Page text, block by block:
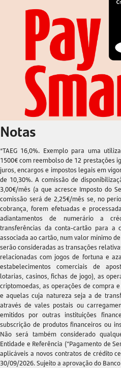
Notas
*TAEG 16,0%. Exemplo para uma
1500€ com reembolso de 12 prestações
juros, encargos e impostos legais em
de 10,30%. A comissão de
3,00€/mês (a que acresce Imposto do
comissão será de 2,25€/mês se, no
cobrança, forem efetuadas e
adiantamentos de numerário a
transferências da conta-cartão para a
associada ao cartão, num valor mínimo
serão consideradas as transações
relacionadas com jogos de fortuna e
estabelecimentos comerciais de
lotarias, casinos, fichas de jogo), as
criptomoedas, as operações de compra
e aquelas cuja natureza seja a de
através de vales postais ou
emitidos por outras instituições
subscrição de produtos financeiros ou
Não será também considerado
Entidade e Referência (“Pagamento de
aplicáveis a novos contratos de crédito
30/09/2026. Sujeito a aprovação do